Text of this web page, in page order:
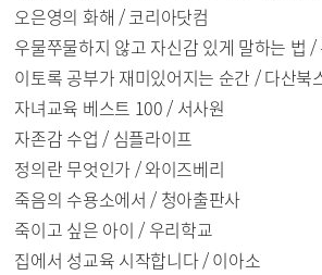
오은영의 화해 / 코리아닷컴
우물쭈물하지 않고 자신감 있게 말하는 법 /
이토록 공부가 재미있어지는 순간 / 다산북
자녀교육 베스트 100 / 서사원
자존감 수업 / 심플라이프
정의란 무엇인가 / 와이즈베리
죽음의 수용소에서 / 청아출판사
죽이고 싶은 아이 / 우리학교
집에서 성교육 시작합니다 / 이아소